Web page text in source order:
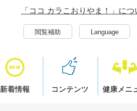
「ココ カラこおりやま！」につ
閲覧補助 Language
新着情報 コンテンツ 健康メニ